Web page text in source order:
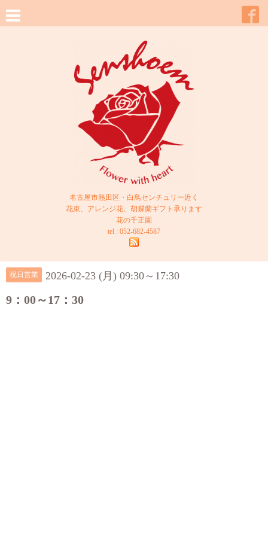
名古屋市熱田区・白鳥センチュリー近く
花束、アレンジ花、胡蝶蘭ギフト承ります
花の千正園
tel : 052-682-4587
祝日営業 2026-02-23 (月) 09:30～17:30
9：00～17：30